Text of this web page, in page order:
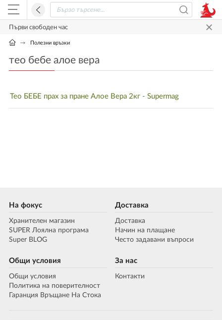
Първи свободен час
Полезни връзки
тео бебе алое вера
Тео БЕБЕ прах за пране Алое Вера 2кг - Supermag
На фокус
Хранителен магазин
SUPER Лоялна програма
Super BLOG
Доставка
Доставка
Начин на плащане
Често задавани въпроси
Общи условия
Общи условия
Политика на поверителност
Гаранция Връщане На Стока
За нас
Контакти